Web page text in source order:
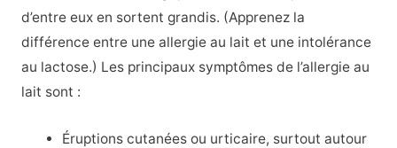
d’entre eux en sortent grandis. (Apprenez la
différence entre une allergie au lait et une intolérance
au lactose.) Les principaux symptômes de l’allergie au
lait sont :
Éruptions cutanées ou urticaire, surtout autour